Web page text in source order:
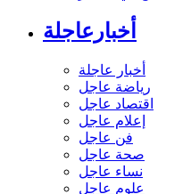
أخبارعاجلة
أخبار عاجلة
رياضة عاجل
اقتصاد عاجل
إعلام عاجل
فن عاجل
صحة عاجل
نساء عاجل
علوم عاجل